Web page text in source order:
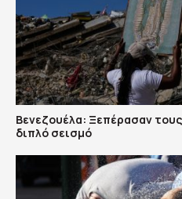
Βενεζουέλα: Ξεπέρασαν
διπλό σεισμό